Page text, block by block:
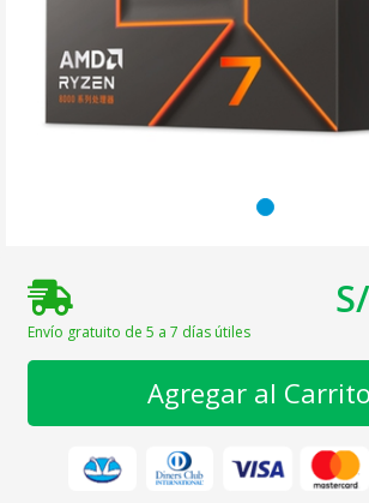
Envío gratuito de 5 a 7 días útiles
Agregar al Carrito